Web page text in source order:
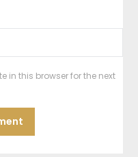
in this browser for the next